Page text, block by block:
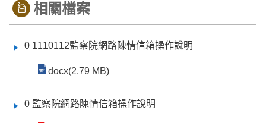
相關檔案
0 1110112監察院網路陳情信箱操作說明
docx(2.79 MB)
0 監察院網路陳情信箱操作說明